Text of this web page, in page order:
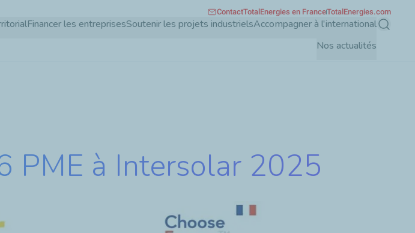
AllerFinancer les entreprisesSoutenir les projets industrielsAccompagner à l'international
Nos actualités
ContactTotalEnergies en FranceTotalEnergies.com
PME à Intersolar 2025